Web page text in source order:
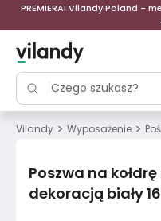
PREMIERA! Vilandy Poland -
Vilandy > Wyposażenie >
Poszwa na
dekoracją biały